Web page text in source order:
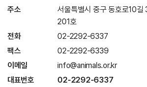
주소
서울특별시 중구 동호로10
201호
전화
02-2292-6337
팩스
02-2292-6339
이메일
info@animals.or.kr
대표번호
02-2292-6337